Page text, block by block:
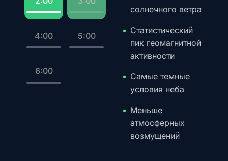
4:00 5:00
6:00
солнечного ветра
Статистический
пик геомагнитной
активности
Самые темные
условия неба
Меньше
атмосферных
возмущений